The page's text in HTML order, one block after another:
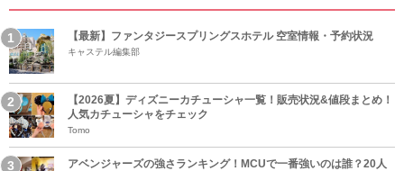
【最新】ファンタジースプリングスホテル 空室情報・予約状況
キャステル編集部
【2026夏】ディズニーカチューシャ一覧！販売状況&値段まとめ！
人気カチューシャをチェック
Tomo
アベンジャーズの強さランキング！MCUで一番強いのは誰？20人